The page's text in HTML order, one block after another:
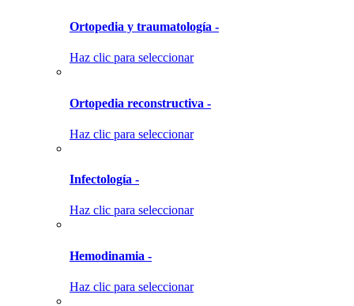
Ortopedia y traumatología -
Haz clic para seleccionar
Ortopedia reconstructiva -
Haz clic para seleccionar
Infectología -
Haz clic para seleccionar
Hemodinamia -
Haz clic para seleccionar